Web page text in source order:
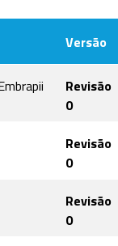
Versão
Revisão
0
Revisão
0
Revisão
0